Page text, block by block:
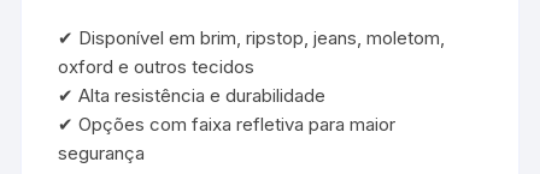
✔ Disponível em brim, ripstop, jeans, moletom,
oxford e outros tecidos
✔ Alta resistência e durabilidade
✔ Opções com faixa refletiva para maior
segurança